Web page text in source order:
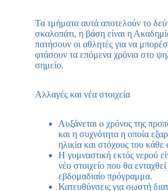
Τα τμήματα αυτά αποτελούν το
σκαλοπάτι, η βάση είναι η
πατήσουν οι αθλητές για να
φτάσουν τα επόμενα χρόνια στο
σημείο.
Αλλαγές και νέα στοιχεία
Αυξάνεται ο χρόνος της
και η συχνότητα η οποία
ηλικία και στόχους του κάθε
Η γυμναστική εκτός νερού
νέο στοιχείο που θα
εβδομαδιαίο πρόγραμμα.
Κατευθύνσεις για σωστή